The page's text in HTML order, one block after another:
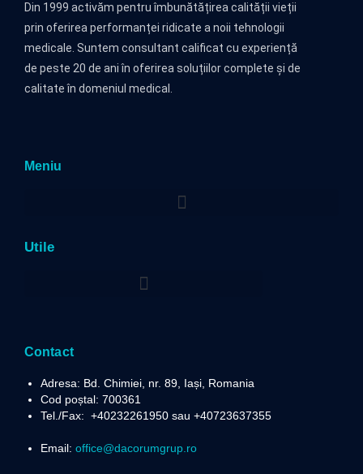
Din 1999 activăm pentru îmbunătățirea calității vieții
prin oferirea performanței ridicate a noii tehnologii
medicale. Suntem consultant calificat cu experiență
de peste 20 de ani în oferirea soluțiilor complete și de
calitate în domeniul medical.
Meniu
Utile
Contact
Adresa: Bd. Chimiei, nr. 89, Iași, Romania
Cod poștal: 700361
Tel./Fax: +40232261950 sau +40723637355
Email: office@dacorumgrup.ro